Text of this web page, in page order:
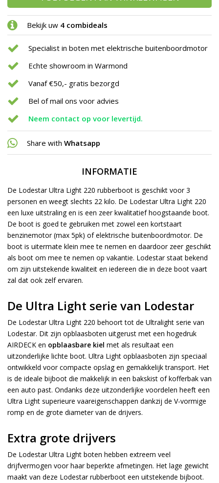
Bekijk uw 4 combideals
Specialist in boten met elektrische buitenboordmotor
Echte showroom in Warmond
Vanaf €50,- gratis bezorgd
Bel of mail ons voor advies
Neem contact op voor levertijd.
Share with Whatsapp
INFORMATIE
De Lodestar Ultra Light 220 rubberboot is geschikt voor 3
personen en weegt slechts 22 kilo. De Lodestar Ultra Light 220
een luxe uitstraling en is een zeer kwalitatiefhoogstaande boot.
De boot is goed te gebruiken met zowel een kortstaart
benzinemotor (max 5pk) of elektrische buitenboordmotor. De
boot is uitermate klein mee te nemen en daardoor zeer geschikt
als boot om mee te nemen op vakantie. Lodestar staat bekend
om zijn uitstekende kwaliteit en iedereen die in deze boot vaart
zal dat ook zelf ervaren.
De Ultra Light serie van Lodestar
De Lodestar Ultra Light 220 behoort tot de Ultralight serie van
Lodestar. Dit zijn opblaasboten uitgerust met een hogedruk
AIRDECK en opblaasbare kiel met als resultaat een
uitzonderlijke lichte boot. Ultra Light opblaasboten zijn speciaal
ontwikkeld voor compacte opslag en gemakkelijk transport. Het
is de ideale bijboot die makkelijk in een bakskist of kofferbak van
een auto past. Ondanks deze uitzonderlijke voordelen heeft een
Ultra Light superieure vaareigenschappen dankzij de V-vormige
romp en de grote diameter van de drijvers.
Extra grote drijvers
De Lodestar Ultra Light boten hebben extreem veel
drijfvermogen voor haar beperkte afmetingen. Het lage gewicht
maakt van deze Lodestar rubberboot een uitstekende bijboot.